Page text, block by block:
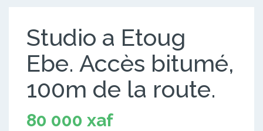
Studio a Etoug
Ebe. Accès bitumé,
100m de la route.
80 000 xaf